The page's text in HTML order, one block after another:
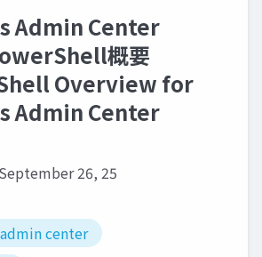
Admin Center
概要
Overview for
Admin Center
September 26, 25
center